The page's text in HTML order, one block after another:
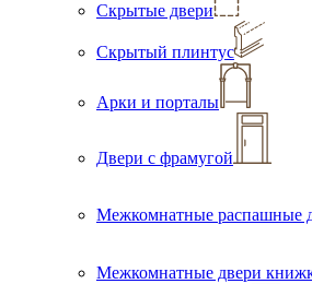
Скрытые двери
Скрытый плинтус
Арки и порталы
Двери с фрамугой
Межкомнатные распашные
Межкомнатные двери